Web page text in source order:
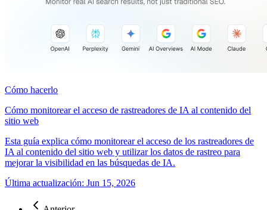
Cómo hacerlo
Cómo monitorear el acceso de rastreadores de IA al contenido del
sitio web
Esta guía explica cómo monitorear el acceso de los rastreadores de
IA al contenido del sitio web y utilizar los datos de rastreo para
mejorar la visibilidad en las búsquedas de IA.
Última actualización: Jun 15, 2026